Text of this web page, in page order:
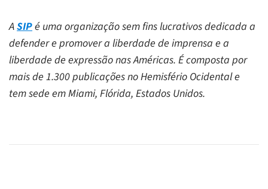
ASIPé uma organização sem fins lucrativos dedicada a
defender e promover a liberdade de imprensa e a
liberdade de expressão nas Américas. É composta por
mais de 1.300 publicações no Hemisfério Ocidental e
tem sede em Miami, Flórida, Estados Unidos.